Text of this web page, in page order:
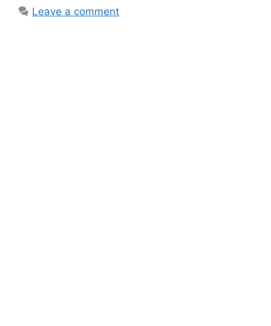
Leave a comment